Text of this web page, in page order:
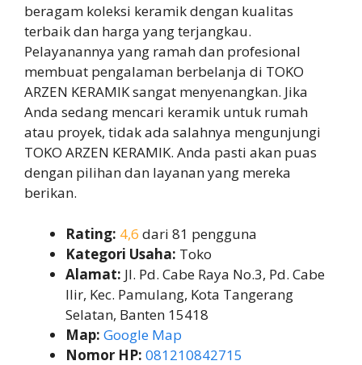
beragam koleksi keramik dengan kualitas
terbaik dan harga yang terjangkau.
Pelayanannya yang ramah dan profesional
membuat pengalaman berbelanja di TOKO
ARZEN KERAMIK sangat menyenangkan. Jika
Anda sedang mencari keramik untuk rumah
atau proyek, tidak ada salahnya mengunjungi
TOKO ARZEN KERAMIK. Anda pasti akan puas
dengan pilihan dan layanan yang mereka
berikan.
Rating: 4,6 dari 81 pengguna
Kategori Usaha: Toko
Alamat: Jl. Pd. Cabe Raya No.3, Pd. Cabe
Ilir, Kec. Pamulang, Kota Tangerang
Selatan, Banten 15418
Map: Google Map
Nomor HP: 081210842715